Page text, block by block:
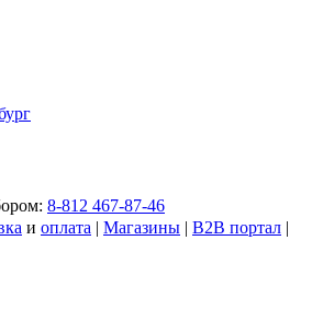
8-812 467-87-46
и оплата | Магазины | B2B портал |